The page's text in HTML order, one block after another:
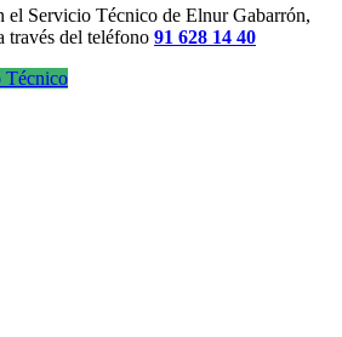
el Servicio Técnico de Elnur Gabarrón,
través del teléfono 91 628 14 40
Técnico